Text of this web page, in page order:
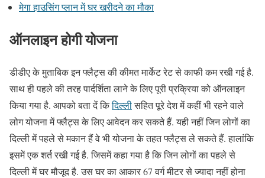
मेगा हाउसिंग प्लान में घर खरीदने का मौका
ऑनलाइन होगी योजना
डीडीए के मुताबिक इन फ्लैट्स की कीमत मार्केट रेट से काफी कम रखी गई है.
साथ ही पहले की तरह पार्दर्शिता लाने के लिए पूरी प्रक्रिया को ऑनलाइन
किया गया है. आपको बता दें किदिल्लीसहित पूरे देश में कहीं भी रहने वाले
लोग योजना में फ्लैट्स के लिए आवेदन कर सकते हैं. यही नहीं जिन लोगों का
दिल्ली में पहले से मकान हैं वे भी योजना के तहत फ्लैट्स ले सकते हैं. हालांकि
इसमें एक शर्त रखी गई है. जिसमें कहा गया है कि जिन लोगों का पहले से
दिल्ली में घर मौजूद है. उस घर का आकार 67 वर्ग मीटर से ज्यादा नहीं होना